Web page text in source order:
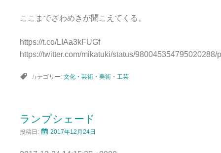
ここまでざわめきが聞こえてくる。
https://t.co/LIAa3kFUGf
https://twitter.com/mikatuki/status/980045354795020288/
カテゴリー: 文化・芸術・美術・工芸
ランプシェード
投稿日: 2017年12月24日